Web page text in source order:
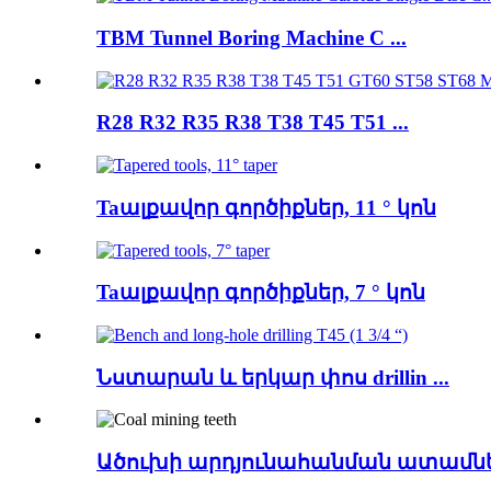
TBM Tunnel Boring Machine C ...
R28 R32 R35 R38 T38 T45 T51 ...
Taալքավոր գործիքներ, 11 ° կոն
Taալքավոր գործիքներ, 7 ° կոն
Նստարան և երկար փոս drillin ...
Ածուխի արդյունահանման